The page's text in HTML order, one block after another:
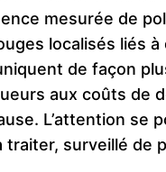
mesurée de
localisés liés
de façon
aux coûts de
L’attention se
surveillé de